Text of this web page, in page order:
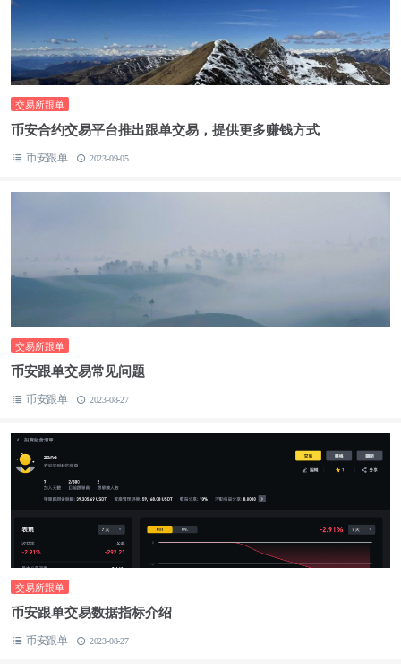
交易所跟单
币安合约交易平台推出跟单交易，提供更多赚钱方式
币安跟单 2023-09-05
交易所跟单
币安跟单交易常见问题
币安跟单 2023-08-27
交易所跟单
币安跟单交易数据指标介绍
币安跟单 2023-08-27